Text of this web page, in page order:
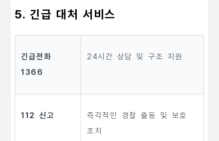
5. 긴급 대처 서비스
긴급전화
1366
24시간 상담 및 구조 지원
112 신고
즉각적인 경찰 출동 및 보호
조치